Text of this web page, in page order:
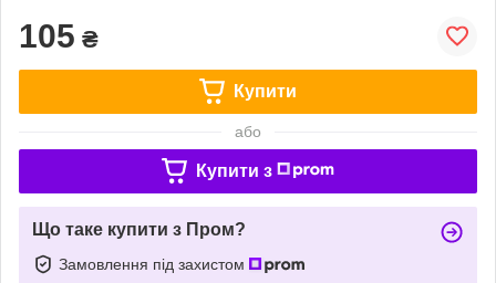
105 ₴
Купити
або
Купити з
Що таке купити з Пром?
Замовлення під захистом